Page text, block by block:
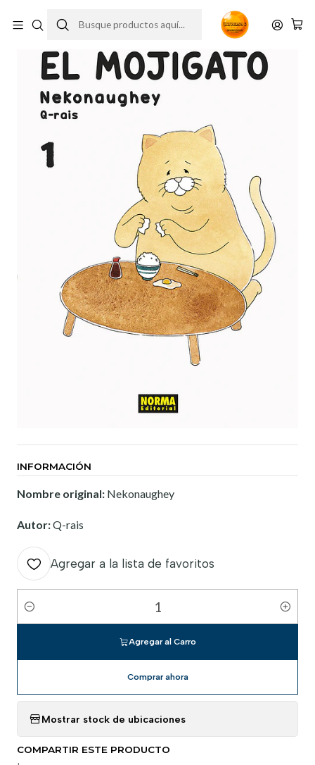
INFORMACIÓN
Nombre original: Nekonaughey
Autor:Q-rais
Agregar a la lista de favoritos
Cantidad
Agregar al Carro
Comprar ahora
Mostrar stock de ubicaciones
COMPARTIR ESTE PRODUCTO